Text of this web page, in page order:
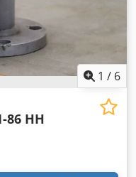
1 / 6
86 HH